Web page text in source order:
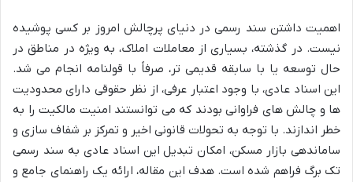
اهمیت داشتن سند رسمی در دنیای پرچالش امروز بر کسی پوشیده
نیست. در گذشته، بسیاری از معاملات املاک، به ویژه در مناطق در
حال توسعه یا با سابقه قدیمی تر، صرفاً با قولنامه انجام می شد.
این اسناد عادی، با وجود اعتبار عرفی، از نظر حقوقی دارای محدودیت
ها و چالش های فراوانی بودند که می توانستند امنیت مالکیت را به
خطر اندازند. با توجه به تحولات قانونی اخیر و تمرکز بر شفاف سازی و
ساماندهی بازار مسکن، امکان تبدیل این اسناد عادی به سند رسمی
تک برگ فراهم شده است. هدف این مقاله، ارائه یک راهنمای جامع و